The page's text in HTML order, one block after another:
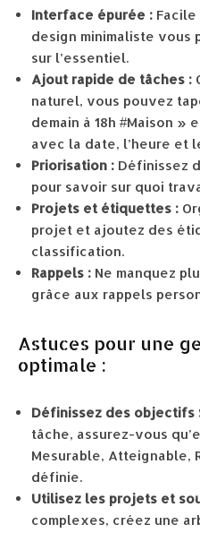
Interface épurée : Facile
design minimaliste
sur l’essentiel.
Ajout rapide de tâches :
naturel, vous pouvez
demain à 18h #Maison
avec la date, l’heure et
Priorisation : Définissez
pour savoir sur quoi
Projets et étiquettes :
projet et ajoutez des
classification.
Rappels : Ne manquez
grâce aux rappels
Astuces pour une
optimale :
Définissez des objectifs
tâche, assurez-vous
Mesurable, Atteignable,
définie.
Utilisez les projets et
complexes, créez une